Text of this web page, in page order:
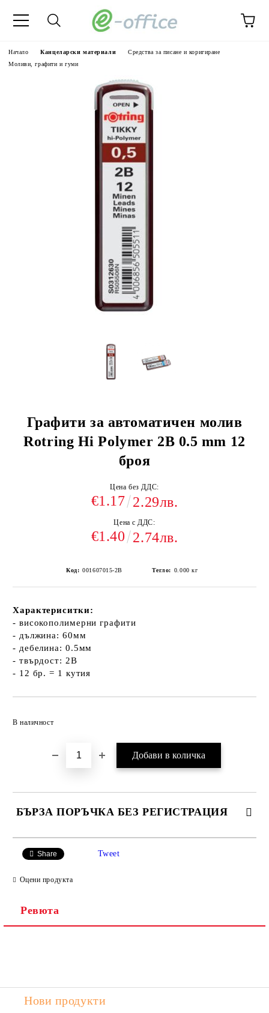
Начало Канцеларски материали
Средства за писане и коригиране
Моливи, графити и гуми
Графити за автоматичен молив
Rotring Hi Polymer 2B 0.5 mm 12
броя
Цена без ДДС:
€1.17 2.29лв.
Цена с ДДС:
€1.40 2.74лв.
Код: 001607015-2B Тегло: 0.000 кг
Характериситки:
- високополимерни графити
- дължина: 60мм
- дебелина: 0.5мм
- твърдост: 2B
- 12 бр. = 1 кутия
В наличност
БЪРЗА ПОРЪЧКА БЕЗ РЕГИСТРАЦИЯ
Ние ще се свържем с вас в рамките на работния ден.
Share Tweet
Оцени продукта
Ревюта
Нови продукти